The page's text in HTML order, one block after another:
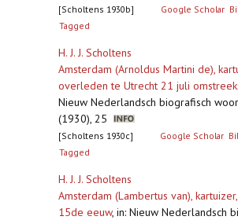
[Scholtens 1930b] Google Scholar
Tagged
H. J. J. Scholtens
Amsterdam (Arnoldus Martini de),
overleden te Utrecht 21 juli
Nieuw Nederlandsch biografisch
(1930), 25
[Scholtens 1930c] Google Scholar
Tagged
H. J. J. Scholtens
Amsterdam (Lambertus van),
15de eeuw, in: Nieuw Nederlandsch